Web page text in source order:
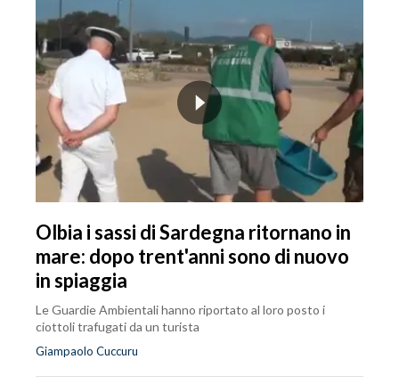
Olbia i sassi di Sardegna ritornano in
mare: dopo trent'anni sono di nuovo
in spiaggia
Le Guardie Ambientali hanno riportato al loro posto i
ciottoli trafugati da un turista
Giampaolo Cuccuru